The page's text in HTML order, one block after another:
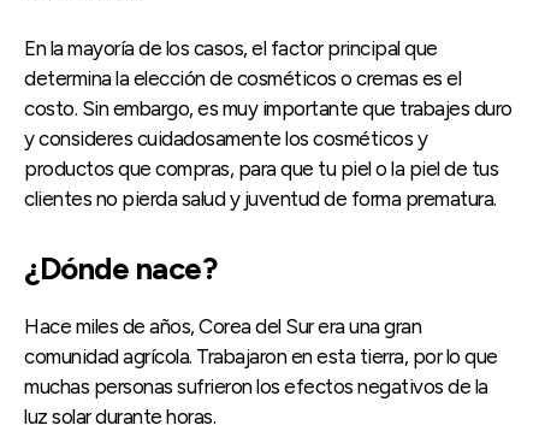
En la mayoría de los casos, el factor principal que
determina la elección de cosméticos o cremas es el
costo. Sin embargo, es muy importante que trabajes duro
y consideres cuidadosamente los cosméticos y
productos que compras, para que tu piel o la piel de tus
clientes no pierda salud y juventud de forma prematura.
¿Dónde nace?
Hace miles de años, Corea del Sur era una gran
comunidad agrícola. Trabajaron en esta tierra, por lo que
muchas personas sufrieron los efectos negativos de la
luz solar durante horas.